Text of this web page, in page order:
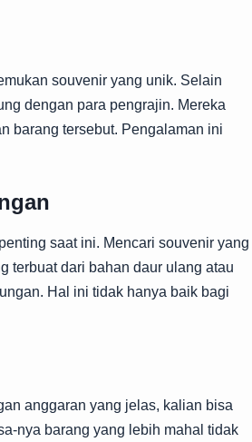
souvenir yang unik. Selain
dengan para pengrajin. Mereka
barang tersebut. Pengalaman ini
saat ini. Mencari souvenir yang
terbuat dari bahan daur ulang atau
Hal ini tidak hanya baik bagi
anggaran yang jelas, kalian bisa
nya barang yang lebih mahal tidak